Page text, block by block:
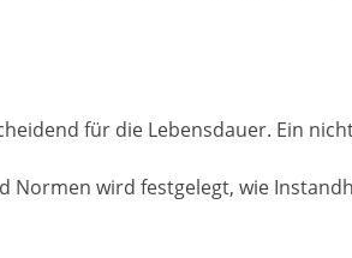
für die Lebensdauer. Ein
Normen wird festgelegt, wie